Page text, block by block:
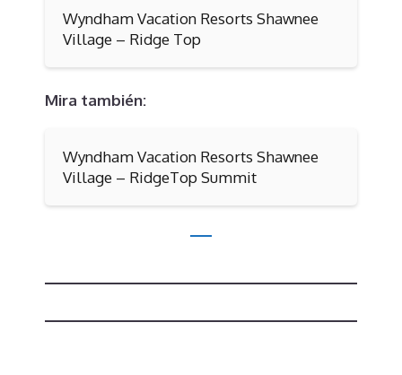
Wyndham Vacation Resorts Shawnee
Village – Ridge Top
Mira también:
Wyndham Vacation Resorts Shawnee
Village – RidgeTop Summit